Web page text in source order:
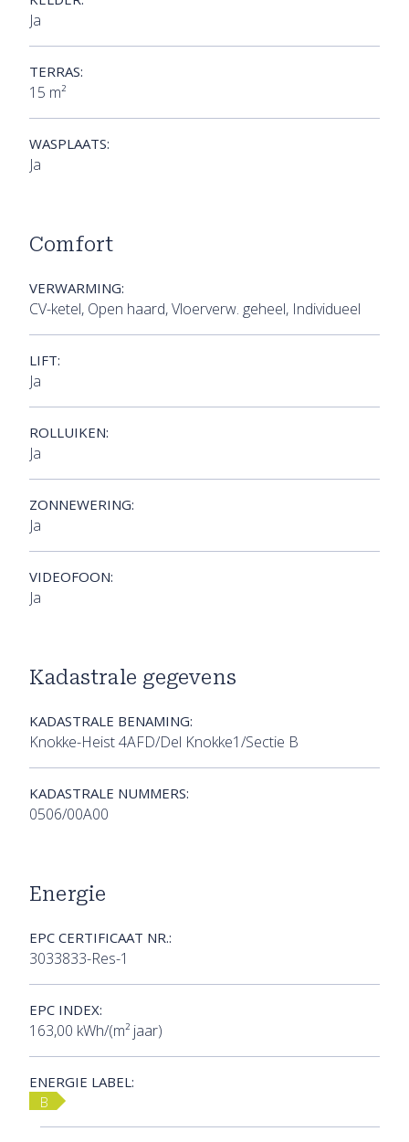
Ja
TERRAS:
15 m²
WASPLAATS:
Ja
Comfort
VERWARMING:
CV-ketel, Open haard, Vloerverw. geheel, Individueel
LIFT:
Ja
ROLLUIKEN:
Ja
ZONNEWERING:
Ja
VIDEOFOON:
Ja
Kadastrale gegevens
KADASTRALE BENAMING:
Knokke-Heist 4AFD/Del Knokke1/Sectie B
KADASTRALE NUMMERS:
0506/00A00
Energie
EPC CERTIFICAAT NR.:
3033833-Res-1
EPC INDEX:
163,00 kWh/(m² jaar)
ENERGIE LABEL:
B